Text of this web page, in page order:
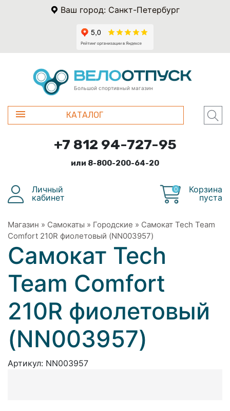
Ваш город: Санкт-Петербург
Большой спортивный магазин
КАТАЛОГ
+7 812 94-727-95
или 8-800-200-64-20
Личный
кабинет
0
Корзина
пуста
Магазин » Самокаты » Городские » Самокат Tech Team
Comfort 210R фиолетовый (NN003957)
Самокат Tech
Team Comfort
210R фиолетовый
(NN003957)
Артикул: NN003957